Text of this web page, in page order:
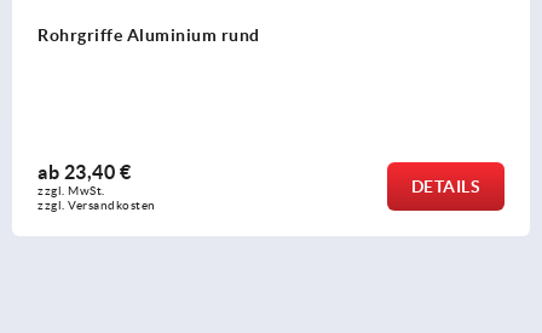
Rohrgriffe Kunststoff mit Kunststoff-Griffschenkel
ab30,70 €
zzgl. MwSt.
zzgl. Versandkosten
DETAILS